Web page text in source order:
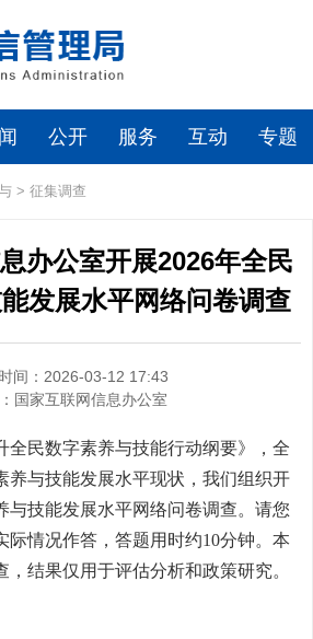
公开 服务 互动 专题
> 征集调查
办公室开展2026年全民
发展水平网络问卷调查
间：2026-03-12 17:43
国家互联网信息办公室
全民数字素养与技能行动纲要》，全
养与技能发展水平现状，我们组织开
与技能发展水平网络问卷调查。请您
际情况作答，答题用时约10分钟。本
，结果仅用于评估分析和政策研究。